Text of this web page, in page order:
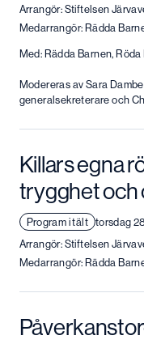
Arrangör: Stiftelsen
Medarrangör: Rädda
Med: Rädda Barnen,
Modereras av Sara
generalsekreterare och
Killars egna
trygghet och
Program i tält torsdag
Arrangör: Stiftelsen
Medarrangör: Rädda